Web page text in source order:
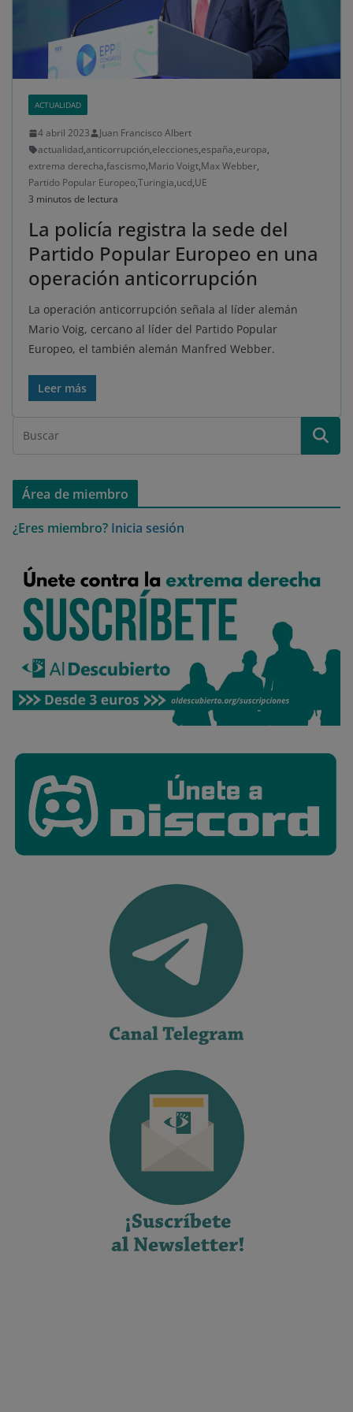
ACTUALIDAD
4 abril 2023
Juan Francisco Albert
actualidad,anticorrupción,elecciones,españa,europa,
extrema derecha,fascismo,Mario Voigt,Max Webber,
Partido Popular Europeo,Turingia,ucd,UE
3 minutos de lectura
La policía registra la sede del
Partido Popular Europeo en una
operación anticorrupción
La operación anticorrupción señala al líder alemán
Mario Voig, cercano al líder del Partido Popular
Europeo, el también alemán Manfred Webber.
Leer más
Área de miembro
¿Eres miembro? Inicia sesión